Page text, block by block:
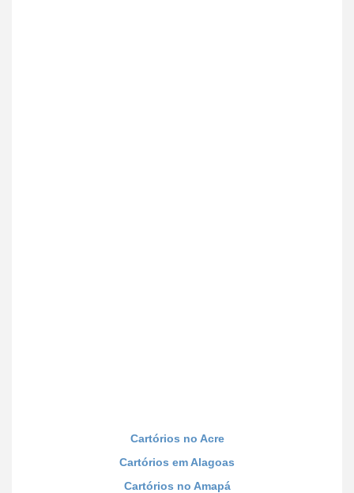
Cartórios no Acre
Cartórios em Alagoas
Cartórios no Amapá